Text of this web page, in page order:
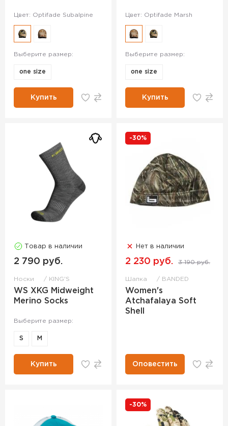
Цвет: Optifade Subalpine
Выберите размер:
one size
Купить
Цвет: Optifade Marsh
Выберите размер:
one size
Купить
Товар в наличии
2 790 руб.
Носки KING'S
WS XKG Midweight
Merino Socks
Выберите размер:
S M
Купить
-30%
Нет в наличии
2 230 руб. 3 190 руб.
Шапка BANDED
Women's
Atchafalaya Soft
Shell
Оповестить
-30%